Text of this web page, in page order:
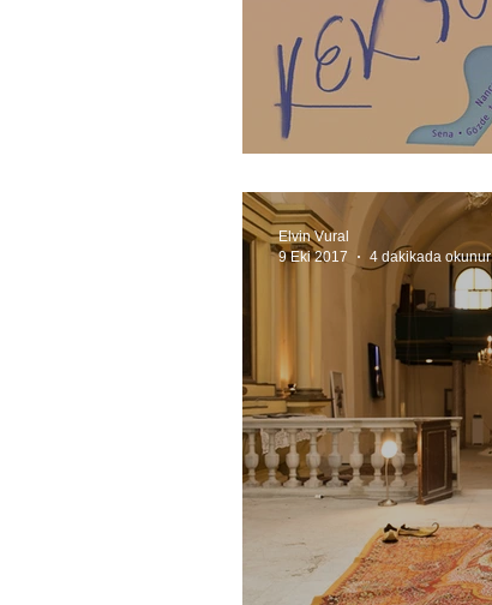
Kek sever misiniz?
Elvin Vural
9 Eki 2017
4 dakikada okunur